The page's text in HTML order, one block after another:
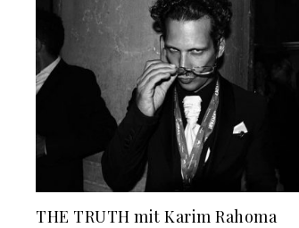
THE TRUTH mit Karim Rahoma